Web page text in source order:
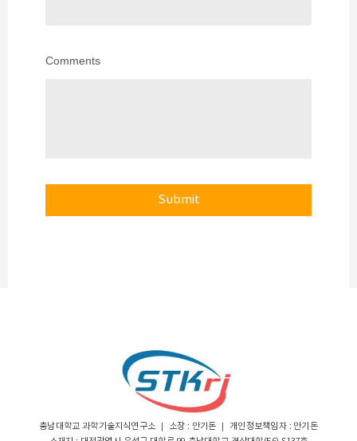
Comments
Submit
충남대학교 과학기술지식연구소 ｜ 소장 : 안기돈 ｜ 개인정보책임자 : 안기돈